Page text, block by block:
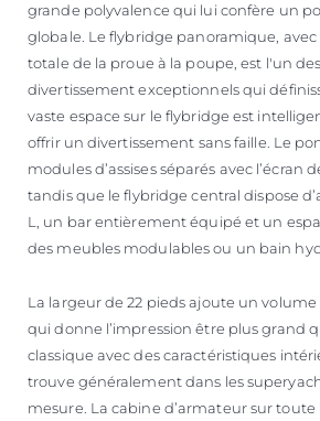
grande polyvalence qui lui confère un
globale. Le flybridge panoramique, avec
totale de la proue à la poupe, est l'un
divertissement exceptionnels qui
vaste espace sur le flybridge est
offrir un divertissement sans faille. Le
modules d’assises séparés avec l’écran
tandis que le flybridge central dispose
L, un bar entièrement équipé et un
des meubles modulables ou un bain
La largeur de 22 pieds ajoute un
qui donne l’impression être plus grand
classique avec des caractéristiques
trouve généralement dans les
mesure. La cabine d’armateur sur